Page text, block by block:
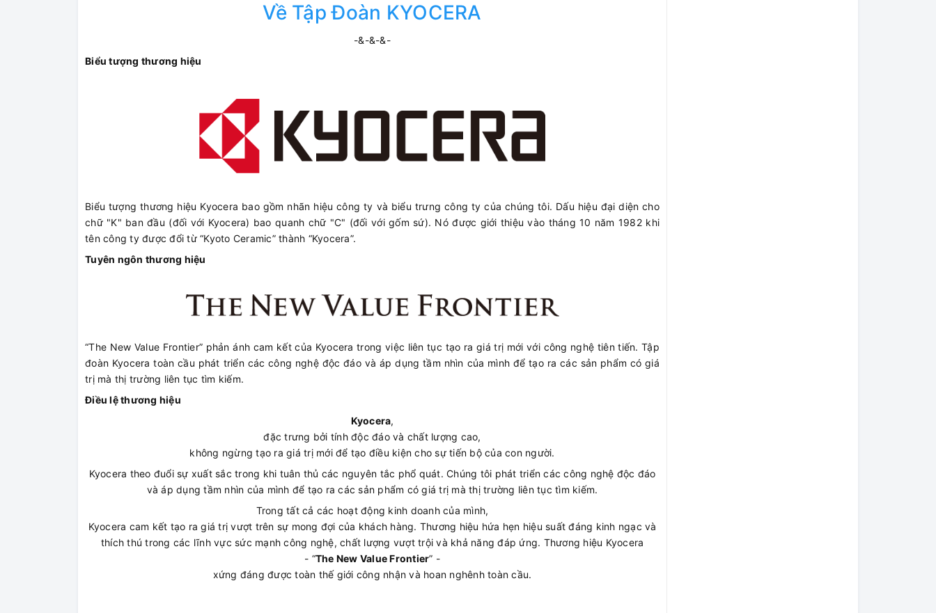
Về Tập Đoàn KYOCERA
-&-&-&-
Biểu tượng thương hiệu
Biểu tượng thương hiệu Kyocera bao gồm nhãn hiệu công ty và biểu trưng công ty của chúng tôi. Dấu hiệu đại diện cho
chữ "K" ban đầu (đối với Kyocera) bao quanh chữ "C" (đối với gốm sứ). Nó được giới thiệu vào tháng 10 năm 1982 khi
tên công ty được đổi từ “Kyoto Ceramic” thành “Kyocera”.
Tuyên ngôn thương hiệu
“The New Value Frontier” phản ánh cam kết của Kyocera trong việc liên tục tạo ra giá trị mới với công nghệ tiên tiến. Tập
đoàn Kyocera toàn cầu phát triển các công nghệ độc đáo và áp dụng tầm nhìn của mình để tạo ra các sản phẩm có giá
trị mà thị trường liên tục tìm kiếm.
Điều lệ thương hiệu
Kyocera,
đặc trưng bởi tính độc đáo và chất lượng cao,
không ngừng tạo ra giá trị mới để tạo điều kiện cho sự tiến bộ của con người.
Kyocera theo đuổi sự xuất sắc trong khi tuân thủ các nguyên tắc phổ quát. Chúng tôi phát triển các công nghệ độc đáo
và áp dụng tầm nhìn của mình để tạo ra các sản phẩm có giá trị mà thị trường liên tục tìm kiếm.
Trong tất cả các hoạt động kinh doanh của mình,
Kyocera cam kết tạo ra giá trị vượt trên sự mong đợi của khách hàng. Thương hiệu hứa hẹn hiệu suất đáng kinh ngạc và
thích thú trong các lĩnh vực sức mạnh công nghệ, chất lượng vượt trội và khả năng đáp ứng. Thương hiệu Kyocera
- “The New Value Frontier” -
xứng đáng được toàn thế giới công nhận và hoan nghênh toàn cầu.